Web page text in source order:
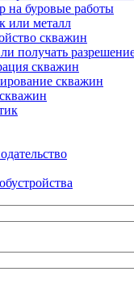
на буровые работы
или металл
скважин
получать
скважин
скважин